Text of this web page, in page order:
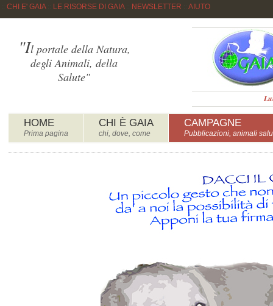
CHI E' GAIA:: LE RISORSE DI GAIA:: NEWSLETTER AIUTO
HOME
Prima pagina
CHI È GAIA
chi, dove, come
CAMPAGNE
Pubblicazioni, animali
"Il portale della Natura,
degli Animali, della
Salute"